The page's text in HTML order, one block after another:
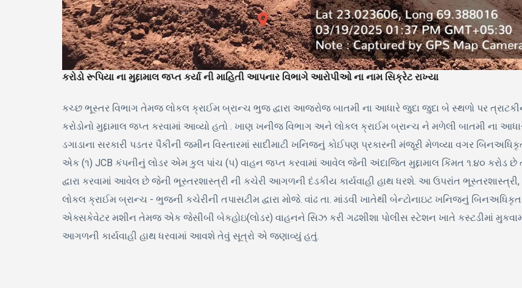
કરોડો રૂપિયા ના મુદ્દામાલ જપ્ત કર્યા ની માહિતી આપનાર વિભાગે આરોપીઓ ના નામ સિક્રેટ રાખ્યા
કચ્છ ભૂસ્તર વિભાગ તેમજ લોકલ ક્રાઈમ બ્રાન્ચ ભુજ દ્વારા આજરોજ બાતમી ના આધારે જુદા જુદા બે સ્થળો પર
કરોડોનો મુદ્દામાલ જપ્ત કરવામાં આવ્યો હતો . ખાણ ખનીજ વિભાગ અને લોકલ ક્રાઈમ બ્રાન્ચ ને મળેલી બાતમી ના
ડગાડાના સરકારી પડતર પૈકીની જમીન વિસ્તારમાં સાદીમાટી ખનિજનું કોઈપણ પ્રકારની મંજૂરી મેળવ્યા વગર
એક (૧) JCB કંપનીનું લોડર એમ કુલ પાંચ (૫) વાહન જપ્ત કરવામાં આવેલ જેની અંદાજિત મુદ્દામાલ કિંમત ૧.૪૦ કરોડ છે
દ્વારા કરવામાં આવેલ છે જેની ભૂસ્તરશાસ્ત્રી ની કચેરી આગળની દંડકીય કાર્યવાહી હાથ ધરશે. આ ઉપરાંત
લોકલ ક્રાઈમ બ્રાન્ચ - ભુજની કચેરીની તપાસટીમ દ્વારા મોજે. વાંઢ તા. માંડવી ખાતેથી બેન્ટોનાઇટ ખનિજનું
એક્સકેવેટર મશીન તેમજ એક જેસીબી બેકહોઇ(લોડર) વાહનને સિઝ કરી ગઢશીશા પોલીસ સ્ટેશન ખાતે કસ્ટડીમાં
આગળની કાર્યવાહી હાથ ધરવામાં આવશે તેવું સૂત્રો એ જણાવ્યું હતું.